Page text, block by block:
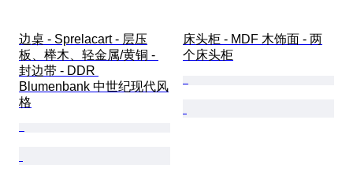
边桌 - Sprelacart - 层压
板、榉木、轻金属/黄铜 -
封边带 - DDR
Blumenbank 中世纪现代风
格
床头柜 - MDF 木饰面 - 两
个床头柜